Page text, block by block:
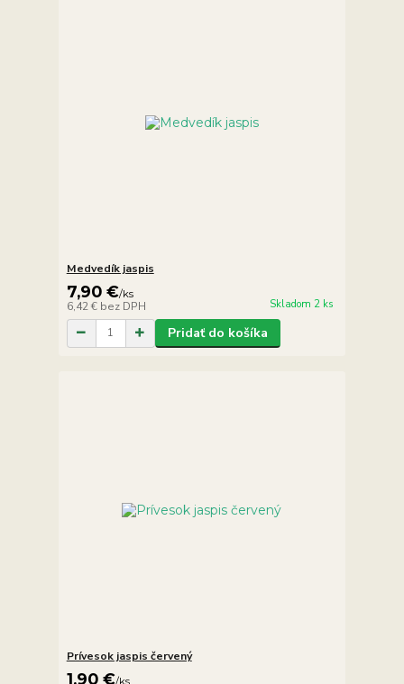
Medvedík jaspis
7,90 €/ks
6,42 € bez DPH Skladom 2 ks
Pridať do košíka
Prívesok jaspis červený
1,90 €